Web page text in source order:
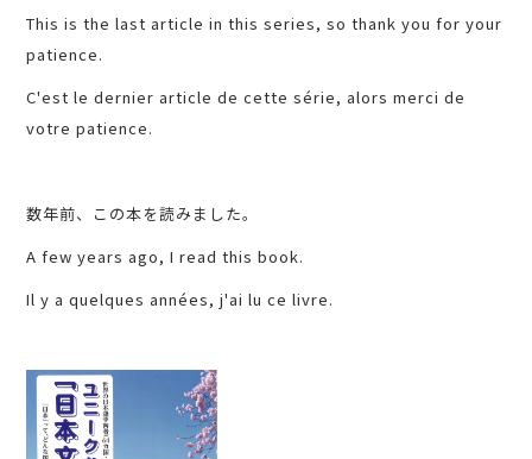
This is the last article in this series, so thank you for your
patience.
C'est le dernier article de cette série, alors merci de
votre patience.
数年前、この本を読みました。
A few years ago, I read this book.
Il y a quelques années, j'ai lu ce livre.